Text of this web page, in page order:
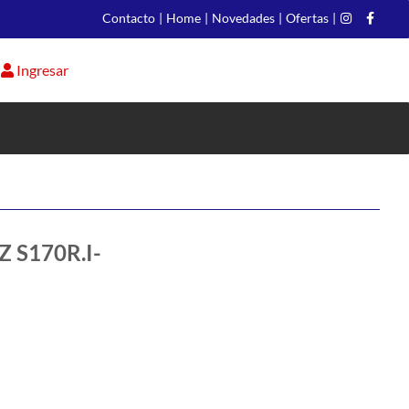
Contacto | Home | Novedades | Ofertas |
Ingresar
S170R.I-